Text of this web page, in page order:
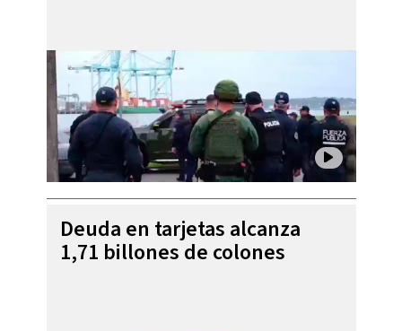
Deuda en tarjetas alcanza
1,71 billones de colones